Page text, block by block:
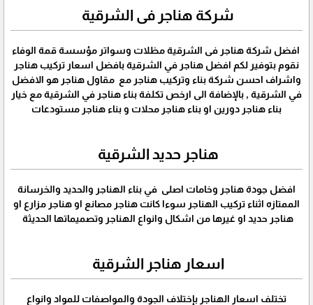
شركة هناجر فى الشرقية
افضل شركة هناجر فى الشرقية مظلات وسواتر مؤسسة قمة الوفاء
نقوم بتوفير لكم افضل هناجر في الشرقية بافضل اسعار تركيب هناجر
واشراف احسن شركة بناء وتركيب هناجر مع مقاول هناجر هو الافضل
في الشرقية , بالإضافة الى ارخص تكلفة بناء هناجر في الشرقية مع خيار
بناء هناجر دورين او بناء هناجر محلات و بناء هناجر مستودعات
هناجر حديد الشرقية
افضل جودة هناجر وخامات اصلى في بناء الهناجر والحديد والخرسانة
الممتازه اثناء تركيب الهناجر سوءا كانت هناجر مصانع او هناجر مزارع او
هناجر حديد او غيرها من اشكال وانواع الهناجر وتصميماتها الحديثة
اسعار هناجر الشرقية
تختلف اسعار الهناجر بإختلاف الجودة والمواصفات للمواد وانواع